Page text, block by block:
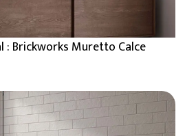
: Brickworks Muretto Calce